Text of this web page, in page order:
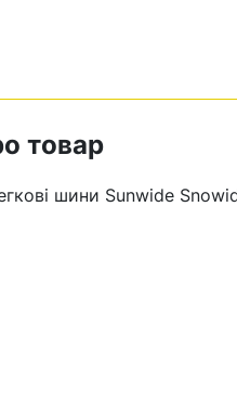
товар
шини Sunwide